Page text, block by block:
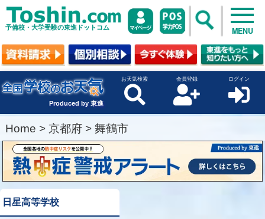
予備校・大学受験の東進ドットコム MENU
Produced by 東進
お天気検索 会員登録 ログイン
Home > 京都府 > 舞鶴市
日星高等学校